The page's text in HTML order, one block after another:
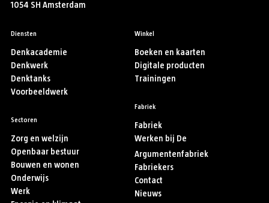
1054 SH Amsterdam
Diensten
Denkacademie
Denkwerk
Denktanks
Voorbeeldwerk
Sectoren
Zorg en welzijn
Openbaar bestuur
Bouwen en wonen
Onderwijs
Werk
Winkel
Boeken en kaarten
Digitale producten
Trainingen
Fabriek
Fabriek
Werken bij De
Argumentenfabriek
Fabriekers
Contact
Nieuws